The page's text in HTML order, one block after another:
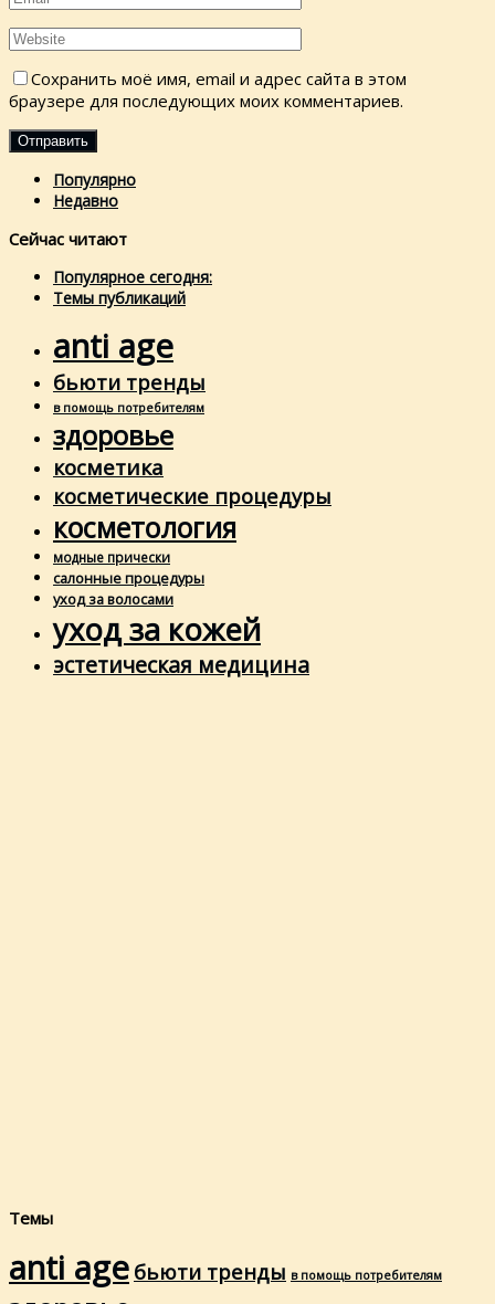
Сохранить моё имя, email и адрес сайта в этом
браузере для последующих моих комментариев.
Популярно
Недавно
Сейчас читают
Популярное сегодня:
Темы публикаций
anti age
бьюти тренды
в помощь потребителям
здоровье
косметика
косметические процедуры
косметология
модные прически
салонные процедуры
уход за волосами
уход за кожей
эстетическая медицина
Темы
anti age бьюти тренды в помощь потребителям